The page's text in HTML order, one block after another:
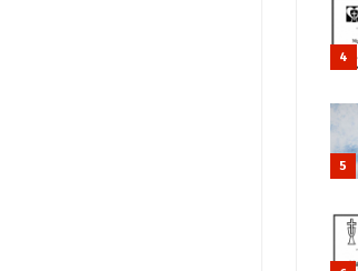
4
5